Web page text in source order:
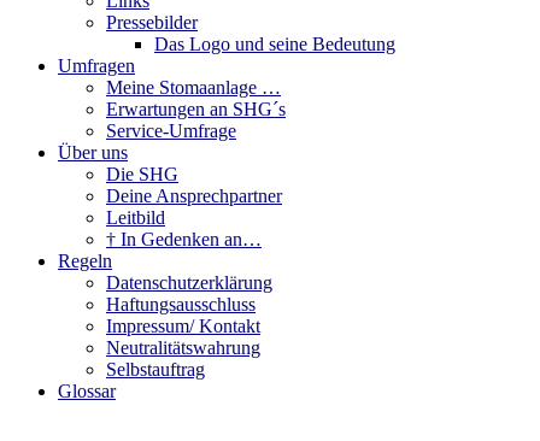
Pressebilder
Das Logo und seine Bedeutung
Umfragen
Meine Stomaanlage …
Erwartungen an SHG´s
Service-Umfrage
Über uns
Die SHG
Deine Ansprechpartner
Leitbild
† In Gedenken an…
Regeln
Datenschutzerklärung
Haftungsausschluss
Impressum/ Kontakt
Neutralitätswahrung
Selbstauftrag
Glossar